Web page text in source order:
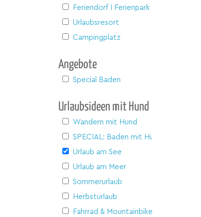
Feriendorf I Ferienpark
Urlaubsresort
Campingplatz
Angebote
Special Baden
Urlaubsideen mit Hund
Wandern mit Hund
SPECIAL: Baden mit Hund
Urlaub am See
Urlaub am Meer
Sommerurlaub
Herbsturlaub
Fahrrad & Mountainbike